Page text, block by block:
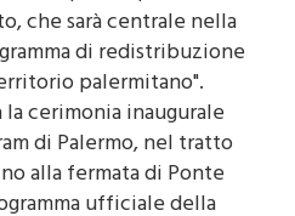
che sarà centrale nella
di redistribuzione
palermitano".
cerimonia inaugurale
di Palermo, nel tratto
alla fermata di Ponte
ufficiale della